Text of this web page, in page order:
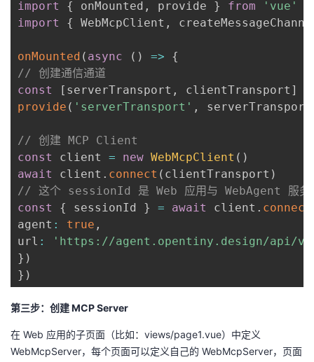
import { onMounted , provide } from
'vue'
import
{ WebMcpClient ,
onMounted ( async ( ) =>
{
// 创建通信通道
const
[ serverTransport , clientTransport ]
provide ( 'serverTransport' , serverTransport
// 创建 MCP Client
const
client = new WebMcpClient ( )
await
client . connect ( clientTransport )
// 这个 sessionId 是 Web 应用与 WebAgent 服务建
const
{ sessionId } = await client . connect
agent : true ,
url :
'https://agent.opentiny.design/api/
} )
} )
第三步：创建 MCP Server
在 Web 应用的子页面（比如：views/page1.vue）中定义
WebMcpServer，每个页面可以定义自己的 WebMcpServer，页面